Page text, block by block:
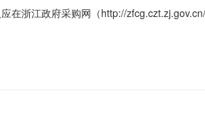
在浙江政府采购网（http://
制作与宣传数量：1